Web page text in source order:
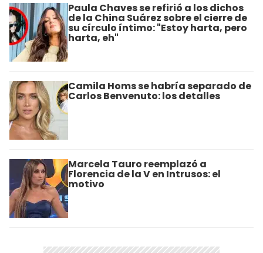
Paula Chaves se refirió a los dichos
de la China Suárez sobre el cierre de
su círculo íntimo: "Estoy harta, pero
harta, eh"
Camila Homs se habría separado de
Carlos Benvenuto: los detalles
Marcela Tauro reemplazó a
Florencia de la V en Intrusos: el
motivo